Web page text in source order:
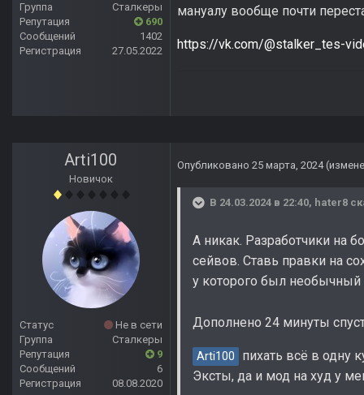
Группа
Сталкеры
Репутация
690
Сообщений
1402
Регистрация
27.05.2022
мануалу вообще почти
https://vk.com/@stalker_tes-
Arti100
Новичок
Статус
Не в сети
Группа
Сталкеры
Репутация
9
Сообщений
6
Регистрация
08.08.2020
Опубликовано 25 марта, 2024
В 24.03.2024 в 22:40, hater8
А никак. Разработчики на
сейвов. Ставь правки на
у которого был
Дополнено 24 минуты
Arti100
пихать всё в одну
Эксты, да и мод на худ у